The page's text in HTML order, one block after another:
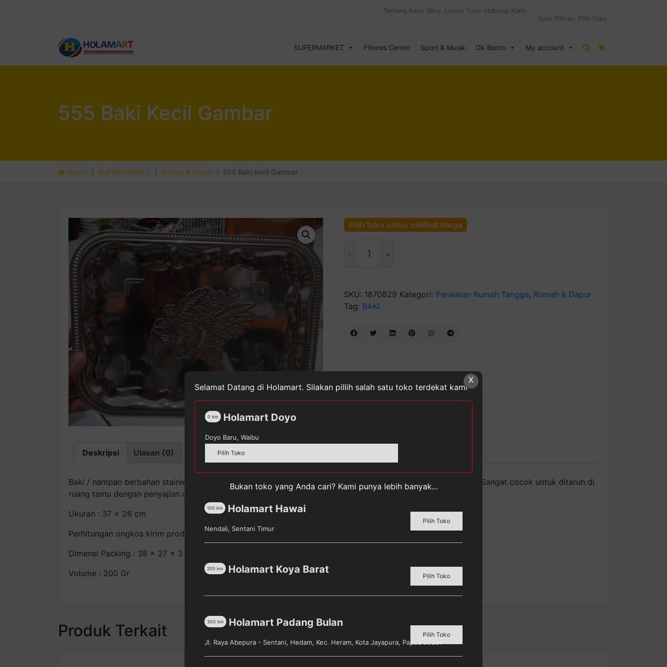
Tentang Kami Blog Lokasi Toko
Hubungi Kami
Toko Pilihan: Pilih Toko
SUPERMARKET Fitness Center Sport & Musik Ok Bento My account Search
555 Baki Kecil Gambar
Home SUPERMARKET Rumah & Dapur 555 Baki Kecil Gambar
Pilih toko untuk melihat harga
555
Gambar
SKU: 1870829 Kategori: Peralatan Rumah Tangga, Rumah & Dapur
Tag: BAKI
Deskripsi Ulasan (0)
Baki / nampan berbahan stainless steel dengan ukiran bunga, membuat tampilan baki lebih bernuansa bunga. Sangat cocok untuk ditaruh di
ruang tamu dengan penyajian diatasnya.
Ukuran : 37 x 26 cm
Perhitungan ongkos kirim produk ini dihitung berdasarkan Volume produk setelah dipacking.
Dimensi Packing : 38 x 27 x 3 cm
Volume : 200 Gr
Produk Terkait
X
Selamat Datang di Holamart. Silakan pillih salah satu toko terdekat kami
Holamart Doyo
0 km
Doyo Baru, Waibu
Pilih Toko
Bukan toko yang Anda cari? Kami punya lebih banyak...
Holamart Hawai
100 km
Nendali, Sentani Timur
Pilih Toko
Holamart Koya Barat
200 km
Pilih Toko
Holamart Padang Bulan
300 km
Jl. Raya Abepura - Sentani, Hedam, Kec. Heram, Kota Jayapura, Papua 99351
Pilih Toko